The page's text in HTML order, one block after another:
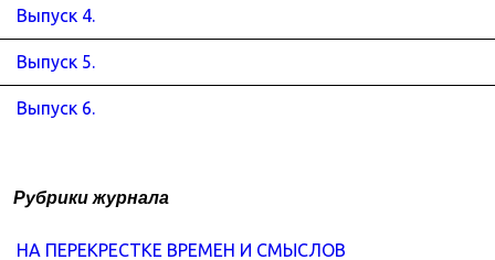
Выпуск 4.
Выпуск 5.
Выпуск 6.
Рубрики журнала
НА ПЕРЕКРЕСТКЕ ВРЕМЕН И СМЫСЛОВ